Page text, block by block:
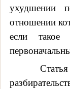
ухудшении
отношении
если такое